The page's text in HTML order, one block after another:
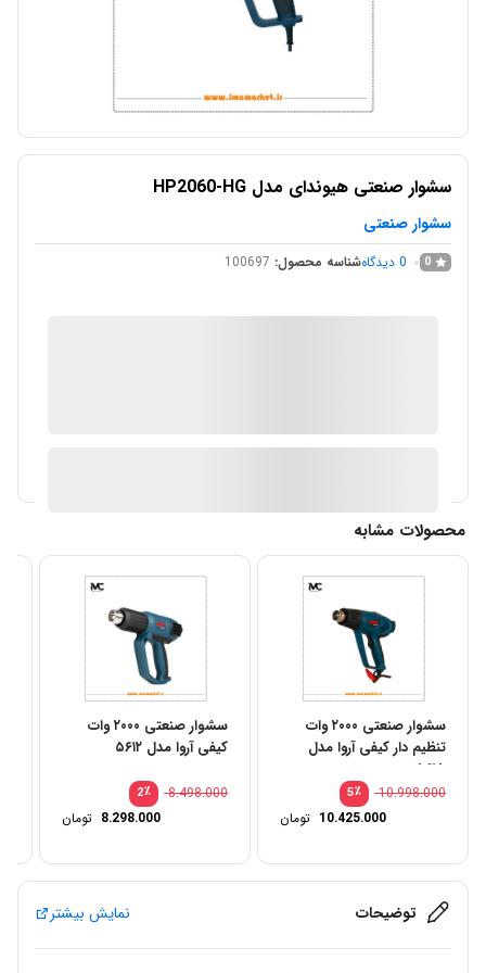
سشوار صنعتی هیوندای مدل HP2060-HG
سشوار صنعتی
0
0 دیدگاهشناسه محصول: 100697
محصولات مشابه
سشوار صنعتی ۲۰۰۰ وات
تنظیم دار کیفی آروا مدل
۵۶۱۵
٪5
10.998.000
10.425.000 تومان
سشوار صنعتی ۲۰۰۰ وات
کیفی آروا مدل ۵۶۱۲
٪2
8.498.000
8.298.000 تومان
توضیحات نمایش بیشتر